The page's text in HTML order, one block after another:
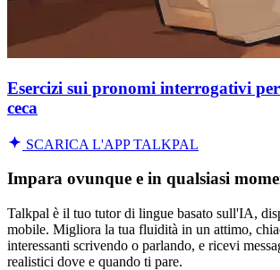
Esercizi sui pronomi interrogativi
ceca
SCARICA L'APP TALKPAL
Impara ovunque e in qualsiasi
Talkpal è il tuo tutor di lingue basato sull'IA,
mobile. Migliora la tua fluidità in un attimo,
interessanti scrivendo o parlando, e ricevi
realistici dove e quando ti pare.